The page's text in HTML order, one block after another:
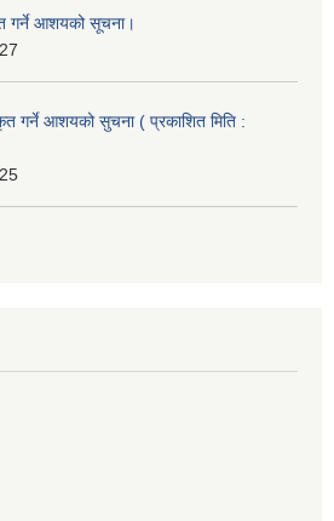
गर्ने आशयको सूचना।
गर्ने आशयको सुचना ( प्रकाशित मिति :